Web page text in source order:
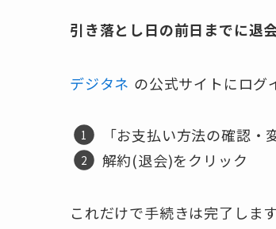
引き落とし日の前日までに退
デジタネ の公式サイトにログ
「お支払い方法の確認
解約(退会)をクリック
これだけで手続きは完了します